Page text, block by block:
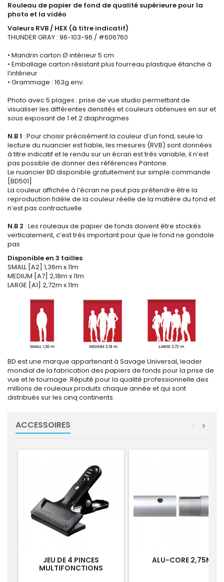
Rouleau de papier de fond de qualité supérieure pour la
photo et la vidéo
Valeurs RVB / HEX (à titre indicatif)
THUNDER GRAY : 96-103-96 / #606760
• Mandrin carton Ø intérieur 5 cm
• Emballage carton résistant plus fourreau plastique étanche à
l’intérieur
• Grammage : 163g env.
Photo avec 5 plages : prise de vue studio permettant de
visualiser les différentes densités et couleurs obtenues en sur et
sous exposant de 1 et 2 diaphragmes
N.B 1 : Pour choisir précisément la couleur d’un fond, seule la
lecture du nuancier est fiable, les mesures (RVB) sont données
à titre indicatif et le rendu sur un écran est très variable, il n’est
pas possible de donner des références Pantone.
Le nuancier BD disponible gratuitement sur simple commande
[BD501]
La couleur affichée à l’écran ne peut pas prétendre être la
reproduction fidèle de la couleur réelle de la matière du fond et
n’est pas contractuelle.
N.B 2 : Les rouleaux de papier de fonds doivent être stockés
verticalement, c’est très important pour que le fond ne gondole
pas
Disponible en 3 tailles
SMALL [A2] 1,36m x 11m
MEDIUM [A7] 2,18m x 11m
LARGE [A1] 2,72m x 11m
BD est une marque appartenant à Savage Universal, leader
mondial de la fabrication des papiers de fonds pour la prise de
vue et le tournage. Réputé pour la qualité professionnelle des
millions de rouleaux produits chaque année et qui sont
distribués sur les cinq continents.
ACCESSOIRES >
<
JEU DE 4 PINCES
MULTIFONCTIONS
ALU-CORE 2,75M